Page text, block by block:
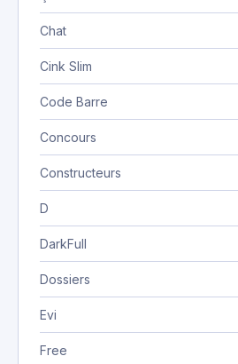
Chat
Cink Slim
Code Barre
Concours
Constructeurs
D
DarkFull
Dossiers
Evi
Free